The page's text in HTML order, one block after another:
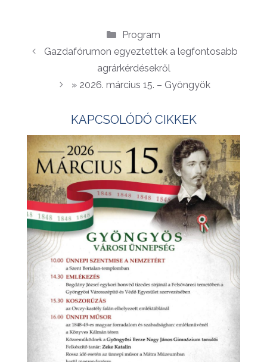
Kategória
Program
Gazdafórumon egyeztettek a legfontosabb
agrárkérdésekről
» 2026. március 15. – Gyöngyök
KAPCSOLÓDÓ CIKKEK